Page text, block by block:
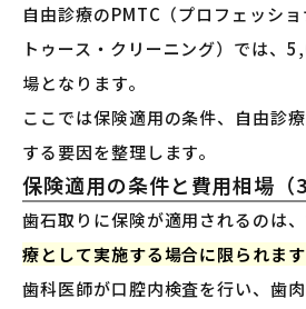
自由診療のPMTC（プロフェッシ
トゥース・クリーニング）では、
場となります。
ここでは保険適用の条件、自由診
する要因を整理します。
保険適用の条件と費用相場（
歯石取りに保険が適用されるのは、
療として実施する場合に限られます
歯科医師が口腔内検査を行い、歯